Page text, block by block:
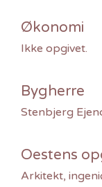
Økonomi
Ikke opgivet.
Bygherre
Stenbjerg
Oestens
Arkitekt,